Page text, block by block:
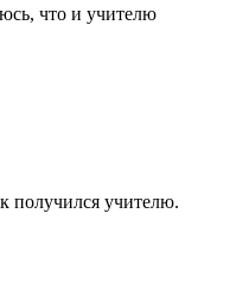
что и учителю
получился учителю.